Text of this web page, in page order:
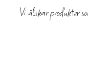
Vi älskar produkter